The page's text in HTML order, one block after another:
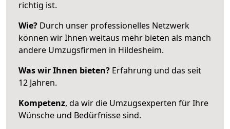
richtig ist.
Wie? Durch unser professionelles Netzwerk
können wir Ihnen weitaus mehr bieten als manch
andere Umzugsfirmen in Hildesheim.
Was wir Ihnen bieten? Erfahrung und das seit
12 Jahren.
Kompetenz, da wir die Umzugsexperten für Ihre
Wünsche und Bedürfnisse sind.